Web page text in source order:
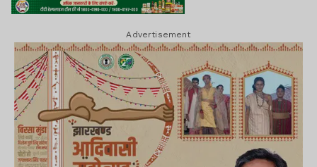
Advertisement